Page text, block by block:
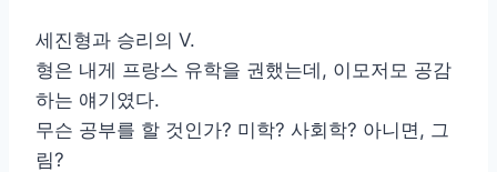
세진형과 승리의 V.
형은 내게 프랑스 유학을 권했는데, 이모저모 공감
하는 얘기였다.
무슨 공부를 할 것인가? 미학? 사회학? 아니면, 그
림?